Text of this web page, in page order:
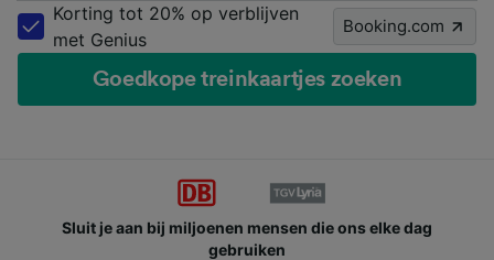
Korting tot 20% op verblijven
met Genius
Booking.com
Goedkope treinkaartjes zoeken
Sluit je aan bij miljoenen mensen die ons elke dag
gebruiken